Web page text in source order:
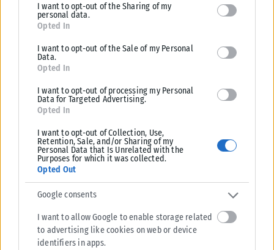
deny consent to Google and its third-party tags to use your data
for below specified purposes in below Google consent section.
I want to opt-out of the Sharing of my
personal data.
Opted In
I want to opt-out of the Sale of my Personal
Data.
Opted In
I want to opt-out of processing my Personal
Data for Targeted Advertising.
Opted In
I want to opt-out of Collection, Use,
Retention, Sale, and/or Sharing of my
Personal Data that Is Unrelated with the
Purposes for which it was collected.
Opted Out
Google consents
I want to allow Google to enable storage related
to advertising like cookies on web or device
identifiers in apps.
Ένας παγκόσμιος πρωταθλητής στο πλευρό του Δ.Ασλανίδη
Παύλου Μελά, Δημήτρης Ασλανίδης. Τι κι αν οι δημοτικές εκλογές
αργούν...